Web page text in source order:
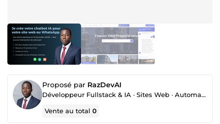
Proposé par RazDevAI
Développeur Fullstack & IA · Sites Web · Automatisation · Agents IA
Vente au total0